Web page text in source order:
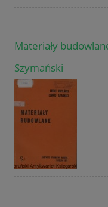
Materiały
Szymański